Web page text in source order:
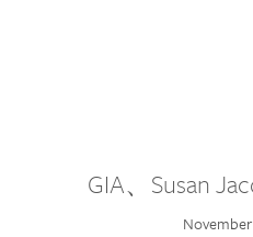
GIA、Susan